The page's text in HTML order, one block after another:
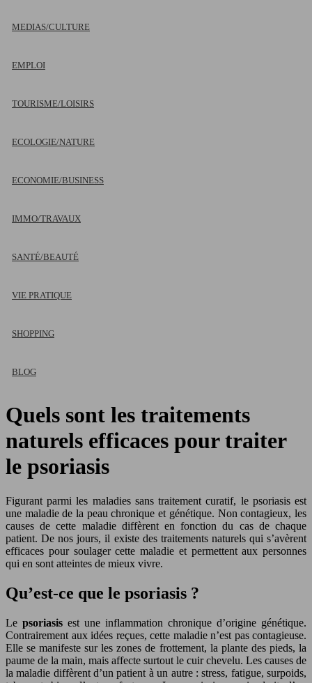
MEDIAS/CULTURE
EMPLOI
TOURISME/LOISIRS
ECOLOGIE/NATURE
ECONOMIE/BUSINESS
IMMO/TRAVAUX
SANTÉ/BEAUTÉ
VIE PRATIQUE
SHOPPING
BLOG
Quels sont les traitements
naturels efficaces pour traiter
le psoriasis
Figurant parmi les maladies sans traitement curatif, le psoriasis est
une maladie de la peau chronique et génétique. Non contagieux, les
causes de cette maladie diffèrent en fonction du cas de chaque
patient. De nos jours, il existe des traitements naturels qui s’avèrent
efficaces pour soulager cette maladie et permettent aux personnes
qui en sont atteintes de mieux vivre.
Qu’est-ce que le psoriasis ?
Le psoriasis est une inflammation chronique d’origine génétique.
Contrairement aux idées reçues, cette maladie n’est pas contagieuse.
Elle se manifeste sur les zones de frottement, la plante des pieds, la
paume de la main, mais affecte surtout le cuir chevelu. Les causes de
la maladie diffèrent d’un patient à un autre : stress, fatigue, surpoids,